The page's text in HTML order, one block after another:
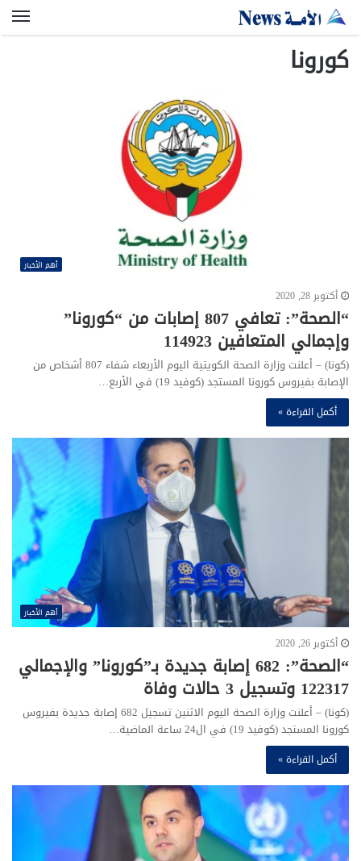
كورونا
أهم الأخبار
أكتوبر 28, 2020
“الصحة”: تعافي 807 إصابات من “كورونا”
وإجمالي المتعافين 114923
(كونا) – أعلنت وزارة الصحة الكویتیة الیوم الأربعاء شفاء 807 أشخاص من
الإصابة بفیروس كورونا المستجد (كوفید 19) في الأربع…
أكمل القراءة »
أهم الأخبار
أكتوبر 26, 2020
“الصحة”: 682 إصابة جديدة بـ”كورونا” والإجمالي
122317 وتسجيل 3 حالات وفاة
(كونا) – أعلنت وزارة الصحة اليوم الاثنين تسجيل 682 إصابة جديدة بفيروس
كورونا المستجد (كوفيد 19) في ال24 ساعة الماضية…
أكمل القراءة »